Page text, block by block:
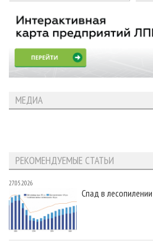
МЕДИА
РЕКОМЕНДУЕМЫЕ СТАТЬИ
27.05.2026
Спад в лесопилении